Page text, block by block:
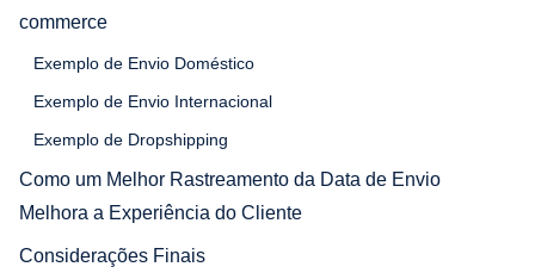
commerce
Exemplo de Envio Doméstico
Exemplo de Envio Internacional
Exemplo de Dropshipping
Como um Melhor Rastreamento da Data de Envio
Melhora a Experiência do Cliente
Considerações Finais